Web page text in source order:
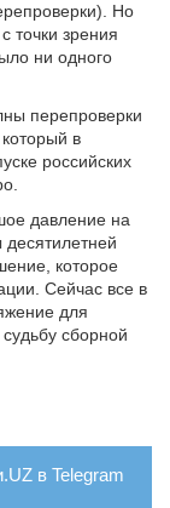
Но
точки зрения
ни одного
перепроверки
в
российских
давление на
которое
Сейчас все в
для
сборной
в Telegram